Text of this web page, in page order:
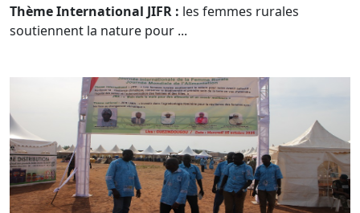
Thème International JIFR : les femmes rurales
soutiennent la nature pour ...